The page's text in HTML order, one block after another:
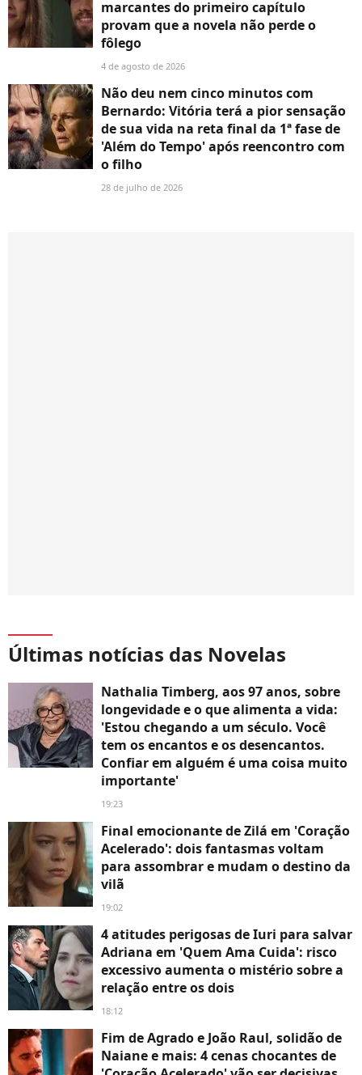
marcantes do primeiro capítulo
provam que a novela não perde o
fôlego
4 de agosto de 2026
Não deu nem cinco minutos com
Bernardo: Vitória terá a pior sensação
de sua vida na reta final da 1ª fase de
'Além do Tempo' após reencontro com
o filho
28 de julho de 2026
Últimas notícias das Novelas
Nathalia Timberg, aos 97 anos, sobre
longevidade e o que alimenta a vida:
'Estou chegando a um século. Você
tem os encantos e os desencantos.
Confiar em alguém é uma coisa muito
importante'
19:23
Final emocionante de Zilá em 'Coração
Acelerado': dois fantasmas voltam
para assombrar e mudam o destino da
vilã
19:02
4 atitudes perigosas de Iuri para salvar
Adriana em 'Quem Ama Cuida': risco
excessivo aumenta o mistério sobre a
relação entre os dois
18:12
Fim de Agrado e João Raul, solidão de
Naiane e mais: 4 cenas chocantes de